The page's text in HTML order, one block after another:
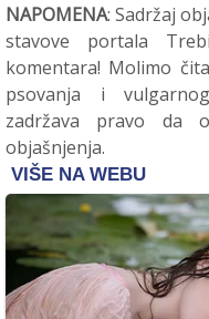
NAPOMENA: Sadržaj
stavove portala
komentara! Molimo
psovanja i
zadržava pravo da
objašnjenja.